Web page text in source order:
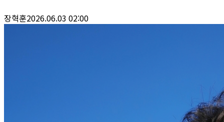
장혁훈2026.06.03 02:00